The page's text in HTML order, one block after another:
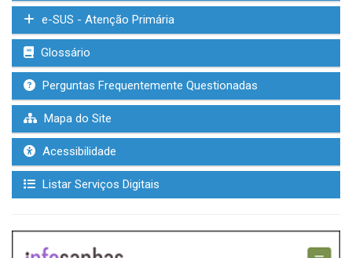
e-SUS - Atenção Primária
Glossário
Perguntas Frequentemente Questionadas
Mapa do Site
Acessibilidade
Listar Serviços Digitais